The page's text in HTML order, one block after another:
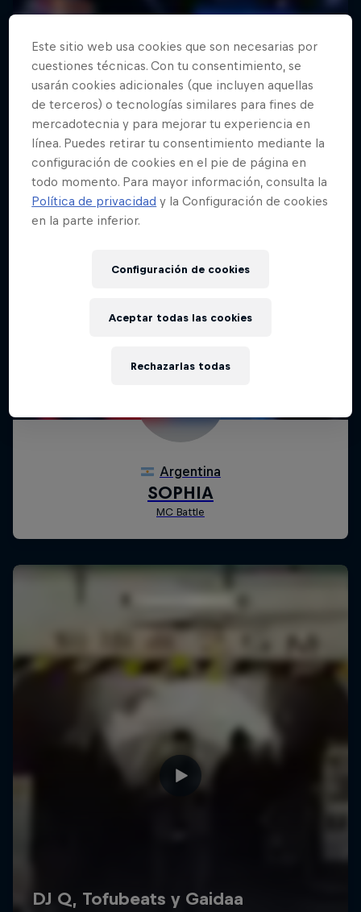
Este sitio web usa cookies que son necesarias por
cuestiones técnicas. Con tu consentimiento, se
usarán cookies adicionales (que incluyen aquellas
de terceros) o tecnologías similares para fines de
mercadotecnia y para mejorar tu experiencia en
línea. Puedes retirar tu consentimiento mediante la
configuración de cookies en el pie de página en
todo momento. Para mayor información, consulta la
Política de privacidad y la Configuración de cookies
en la parte inferior.
Configuración de cookies
Rechazarlas todas
Aceptar todas las cookies